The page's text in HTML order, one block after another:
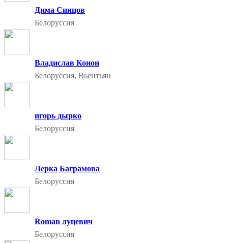
Дима Синцов
Белоруссия
Владислав Конон
Белоруссия, Вьентьян
игорь дырко
Белоруссия
Лерка Баграмова
Белоруссия
Roman луцевич
Белоруссия